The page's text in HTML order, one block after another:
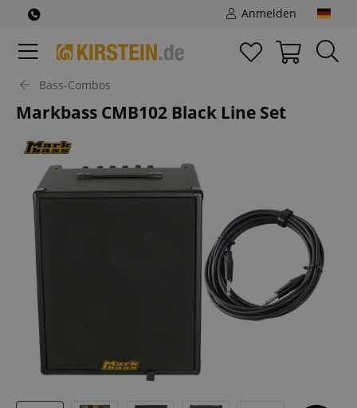
Anmelden
Bass-Combos
Markbass CMB102 Black Line Set